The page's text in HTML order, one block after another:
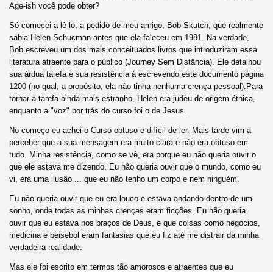
Age-ish você pode obter?
Só comecei a lê-lo, a pedido de meu amigo, Bob Skutch, que realmente
sabia Helen Schucman antes que ela faleceu em 1981. Na verdade,
Bob escreveu um dos mais conceituados livros que introduziram essa
literatura atraente para o público (Journey Sem Distância). Ele detalhou
sua árdua tarefa e sua resistência à escrevendo este documento página
1200 (no qual, a propósito, ela não tinha nenhuma crença pessoal).Para
tornar a tarefa ainda mais estranho, Helen era judeu de origem étnica,
enquanto a "voz" por trás do curso foi o de Jesus.
No começo eu achei o Curso obtuso e difícil de ler. Mais tarde vim a
perceber que a sua mensagem era muito clara e não era obtuso em
tudo. Minha resistência, como se vê, era porque eu não queria ouvir o
que ele estava me dizendo. Eu não queria ouvir que o mundo, como eu
vi, era uma ilusão ... que eu não tenho um corpo e nem ninguém.
Eu não queria ouvir que eu era louco e estava andando dentro de um
sonho, onde todas as minhas crenças eram ficções. Eu não queria
ouvir que eu estava nos braços de Deus, e que coisas como negócios,
medicina e beisebol eram fantasias que eu fiz até me distrair da minha
verdadeira realidade.
Mas ele foi escrito em termos tão amorosos e atraentes que eu